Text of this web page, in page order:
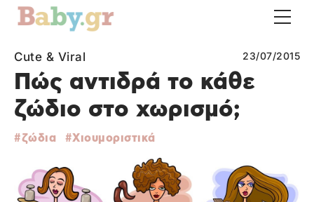
Cute & Viral 23/07/2015
Πώς αντιδρά το κάθε
ζώδιο στο χωρισμό;
ζώδια Χιουμοριστικά